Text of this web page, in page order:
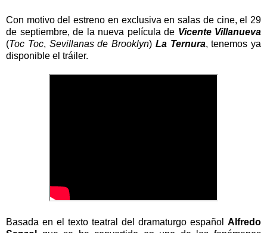
Con motivo del estreno en exclusiva en salas de cine, el 29
de septiembre, de la nueva película de Vicente Villanueva
(Toc Toc, Sevillanas de Brooklyn) La Ternura, tenemos ya
disponible el tráiler.
Basada en el texto teatral del dramaturgo español Alfredo